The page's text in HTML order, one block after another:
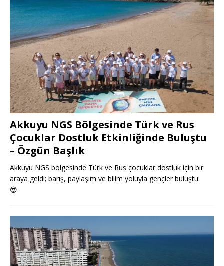
Akkuyu NGS Bölgesinde Türk ve Rus
Çocuklar Dostluk Etkinliğinde Buluştu
– Özgün Başlık
Akkuyu NGS bölgesinde Türk ve Rus çocuklar dostluk için bir
araya geldi; barış, paylaşım ve bilim yoluyla gençler buluştu.
😎